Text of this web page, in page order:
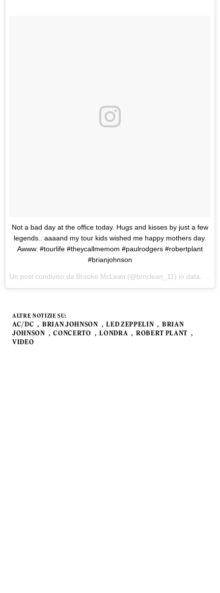
Not a bad day at the office today. Hugs and kisses by just a few
legends.. aaaand my tour kids wished me happy mothers day.
Awww. #tourlife #theycallmemom #paulrodgers #robertplant
#brianjohnson
ALTRE NOTIZIE SU:
AC/DC BRIAN JOHNSON LED ZEPPELIN
BRIAN
JOHNSON
CONCERTO LONDRA
ROBERT PLANT
VIDEO